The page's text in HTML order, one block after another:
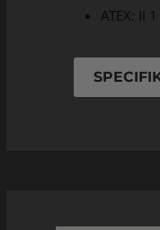
ATEX: II